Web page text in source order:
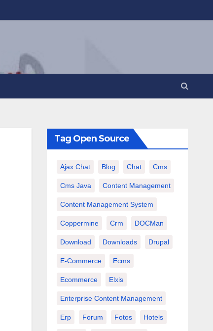
Tag Open Source
Ajax Chat Blog Chat Cms
Cms Java Content Management
Content Management System
Coppermine Crm DOCMan
Download Downloads Drupal
E-Commerce Ecms
Ecommerce Elxis
Enterprise Content Management
Erp Forum Fotos Hotels